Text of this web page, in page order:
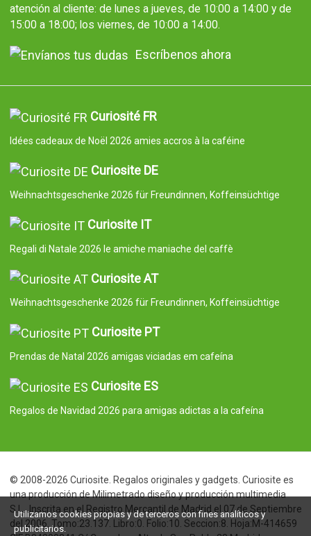
atención al cliente: de lunes a jueves, de 10:00 a 14:00 y de
15:00 a 18:00; los viernes, de 10:00 a 14:00.
Escríbenos ahora
Curiosité FR
Idées cadeaux de Noël 2026 amies accros à la caféine
Curiosite DE
Weihnachtsgeschenke 2026 für Freundinnen, Koffeinsüchtige
Curiosite IT
Regali di Natale 2026 le amiche maniache del caffè
Curiosite AT
Weihnachtsgeschenke 2026 für Freundinnen, Koffeinsüchtige
Curiosite PT
Prendas de Natal 2026 amigas viciadas em cafeína
Curiosite ES
Regalos de Navidad 2026 para amigas adictas a la cafeína
© 2008-2026 Curiosite. Regalos originales y gadgets. Curiosite es
una producción de Milimetrado diseño y producción multimedia
S.L.. Inscrita en el Registro Mercantil de Madrid el 07 de Septiembre
del 2006. Tomo:23.137. Libro:0. Folio:10. Seccion:8. Hoja:M-414659
Utilizamos cookies propias y de terceros con fines analíticos y
publicitarios.